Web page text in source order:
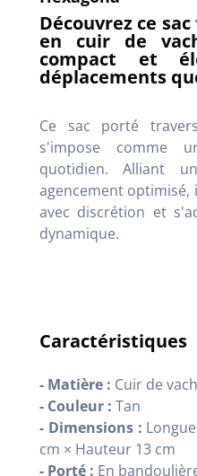
Découvrez ce
en cuir de
compact et
déplacements
Ce sac porté
s'impose comme
quotidien. Alliant
agencement optimisé,
avec discrétion et
dynamique.
Caractéristiques
- Matière : Cuir de
- Couleur : Tan
- Dimensions :
cm × Hauteur 13 cm
- Porté : En